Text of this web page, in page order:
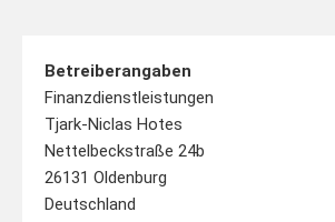
Betreiberangaben
Finanzdienstleistungen
Tjark-Niclas Hotes
Nettelbeckstraße 24b
26131 Oldenburg
Deutschland